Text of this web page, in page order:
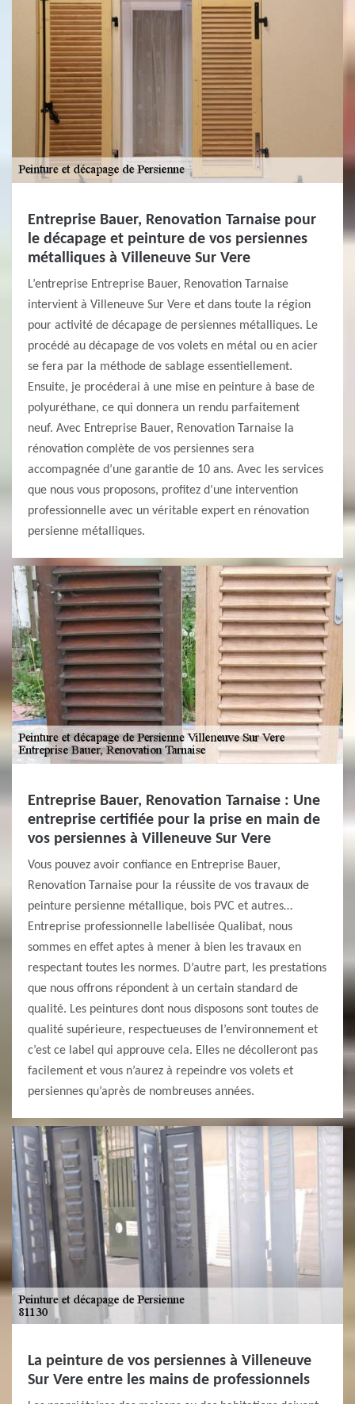
Entreprise Bauer, Renovation Tarnaise pour
le décapage et peinture de vos persiennes
métalliques à Villeneuve Sur Vere
L’entreprise Entreprise Bauer, Renovation Tarnaise
intervient à Villeneuve Sur Vere et dans toute la région
pour activité de décapage de persiennes métalliques. Le
procédé au décapage de vos volets en métal ou en acier
se fera par la méthode de sablage essentiellement.
Ensuite, je procéderai à une mise en peinture à base de
polyuréthane, ce qui donnera un rendu parfaitement
neuf. Avec Entreprise Bauer, Renovation Tarnaise la
rénovation complète de vos persiennes sera
accompagnée d’une garantie de 10 ans. Avec les services
que nous vous proposons, profitez d’une intervention
professionnelle avec un véritable expert en rénovation
persienne métalliques.
Entreprise Bauer, Renovation Tarnaise : Une
entreprise certifiée pour la prise en main de
vos persiennes à Villeneuve Sur Vere
Vous pouvez avoir confiance en Entreprise Bauer,
Renovation Tarnaise pour la réussite de vos travaux de
peinture persienne métallique, bois PVC et autres…
Entreprise professionnelle labellisée Qualibat, nous
sommes en effet aptes à mener à bien les travaux en
respectant toutes les normes. D’autre part, les prestations
que nous offrons répondent à un certain standard de
qualité. Les peintures dont nous disposons sont toutes de
qualité supérieure, respectueuses de l’environnement et
c’est ce label qui approuve cela. Elles ne décolleront pas
facilement et vous n’aurez à repeindre vos volets et
persiennes qu’après de nombreuses années.
La peinture de vos persiennes à Villeneuve
Sur Vere entre les mains de professionnels